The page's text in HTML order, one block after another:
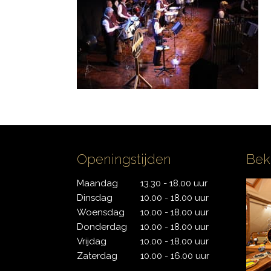
PDP
Pearl
Remo
Yamaha
Openingstijden
Maandag
Dinsdag
Woensdag
Donderdag
Vrijdag
Zaterdag
13.30 - 18.00 uur
10.00 - 18.00 uur
10.00 - 18.00 uur
10.00 - 18.00 uur
10.00 - 18.00 uur
10.00 - 16.00 uur